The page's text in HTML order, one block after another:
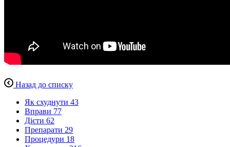
Назад до списку
Як схуднути 43
Вправи 77
Дієти 62
Препарати 29
Процедури 18